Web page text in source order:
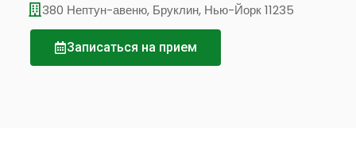
380 Нептун-авеню, Бруклин, Нью-Йорк 11235
Записаться на прием